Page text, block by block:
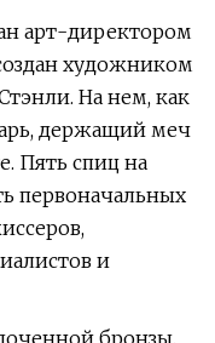
арт-директором
художником
На нем, как
держащий меч
Пять спиц на
первоначальных
и
бронзы.